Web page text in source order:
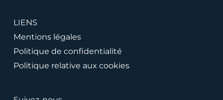
LIENS
Mentions légales
Politique de confidentialité
Politique relative aux cookies